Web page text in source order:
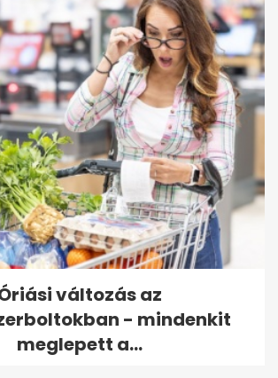
változás az
- mindenkit
meglepett a...